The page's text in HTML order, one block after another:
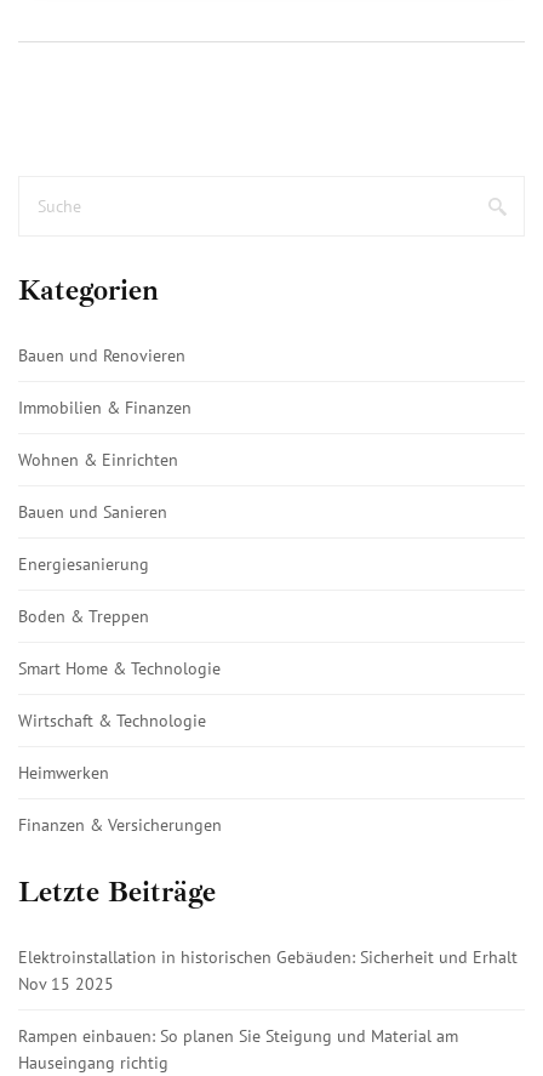
Kategorien
Bauen und Renovieren
Immobilien & Finanzen
Wohnen & Einrichten
Bauen und Sanieren
Energiesanierung
Boden & Treppen
Smart Home & Technologie
Wirtschaft & Technologie
Heimwerken
Finanzen & Versicherungen
Letzte Beiträge
Elektroinstallation in historischen Gebäuden: Sicherheit und Erhalt
Nov 15 2025
Rampen einbauen: So planen Sie Steigung und Material am
Hauseingang richtig